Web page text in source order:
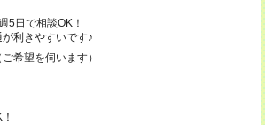
5日で相談OK！
利きやすいです♪
希望を伺います）